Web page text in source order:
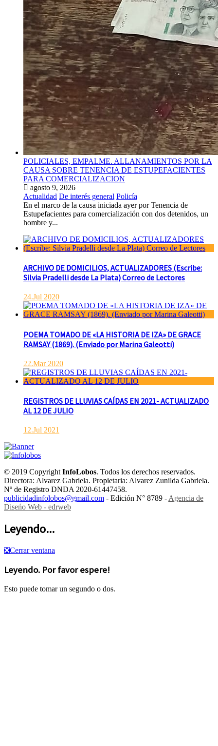
POLICIALES, EMPALME. ALLANAMIENTOS POR LA
CAUSA SOBRE TENENCIA DE ESTUPEFACIENTES
PARA COMERCIALIZACION
agosto 9, 2026
Actualidad De interés general Policía
En el marco de la causa iniciada ayer por Tenencia de
Estupefacientes para comercialización con dos detenidos, un
hombre y...
ARCHIVO DE DOMICILIOS, ACTUALIZADORES (Escribe:
Silvia Pradelli desde La Plata) Correo de Lectores
24.Jul 2020
POEMA TOMADO DE «LA HISTORIA DE IZA» DE GRACE
RAMSAY (1869). (Enviado por Marina Galeotti)
22.Mar 2020
REGISTROS DE LLUVIAS CAÍDAS EN 2021- ACTUALIZADO
AL 12 DE JULIO
12.Jul 2021
© 2019 CopyrightInfoLobos. Todos los derechos reservados.
Directora: Alvarez Gabriela. Propietaria: Alvarez Zunilda Gabriela.
Nº de Registro DNDA 2020-61447458.
publicidadinfolobos@gmail.com - Edición N° 8789 -Agencia de
Diseńo Web - edrweb
Leyendo...
❎Cerrar ventana
Leyendo. Por favor espere!
Esto puede tomar un segundo o dos.